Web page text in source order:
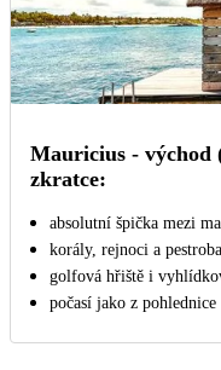
Mauricius - východ
zkratce:
absolutní špička mezi
korály, rejnoci a
golfová hřiště i
počasí jako z pohlednice